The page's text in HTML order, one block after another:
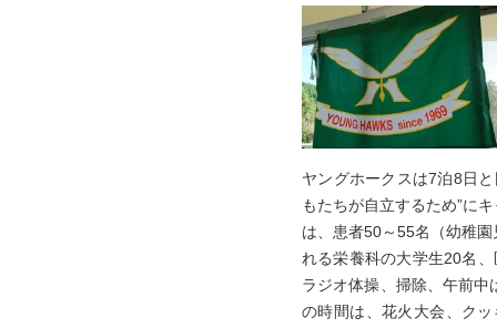
ヤングホークスは7泊8日
もたちが自立するため”に
は、患者50～55名（幼稚
れる栄養科の大学生20名
ラジオ体操、掃除、午前
の時間は、花火大会、ク